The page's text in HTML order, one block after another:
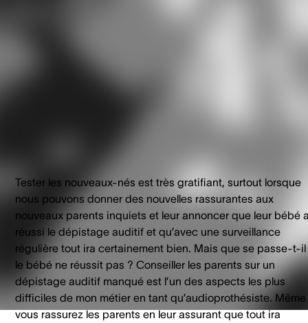
Tester les nouveaux-nés est très gratifiant, surtout lorsque
nous pouvons donner des nouvelles rassurantes aux
nouveaux parents inquiets et leur annoncer que leur bébé
réussi le dépistage auditif et qu’avec une surveillance
régulière tout ira certainement bien. Mais que se passe-t-il
le bébé ne réussit pas ? Conseiller les parents sur un
dépistage auditif manqué est l’un des aspects les plus
difficiles de mon métier en tant qu’audioprothésiste. Même
vous rassurez les parents en leur assurant que tout ira